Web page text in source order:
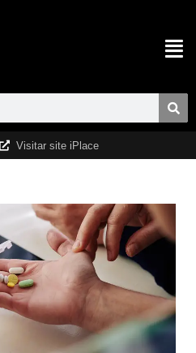
Visitar site iPlace